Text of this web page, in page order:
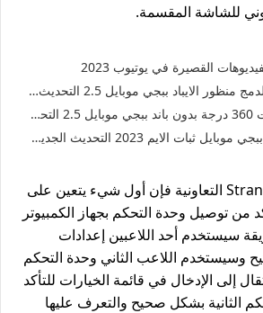
للشاشة المقسمة.
القصيرة في يوتيوب 2023
ببجي موبايل 2.5 التحديث الجديد 2023
الايم 2023 التحديث الجديد 2.5
لبدء لعبة Stranded Deep التعاونية فإن أول شيء يتعين على
من توصيل وحدة التحكم بجهاز الكمبيوتر
سيستخدم أحد اللاعبين إعدادات
وسيستخدم اللاعب الثاني وحدة التحكم
إلى الإدخال في قائمة الخيارات للتأكد
الثانية بشكل صحيح والتعرف عليها